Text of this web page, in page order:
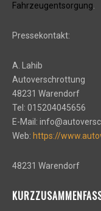
Fahrzeugentsorgung.
Pressekontakt:
A. Lahib
Autoverschrottung
48231 Warendorf
Tel: 015204045656
E-Mail:
Web: https://
48231 Warendorf